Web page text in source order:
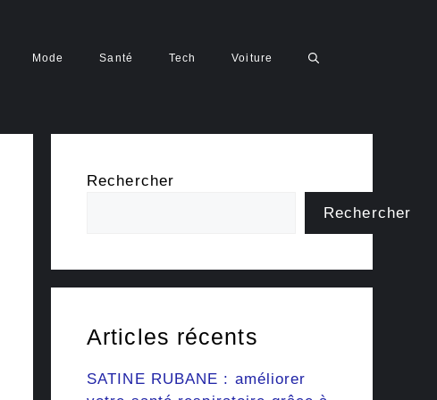
Mode Santé Tech Voiture
Rechercher
Rechercher
Articles récents
SATINE RUBANE : améliorer